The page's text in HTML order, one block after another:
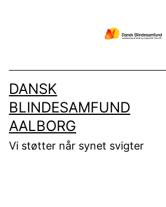
DANSK
BLINDESAMFUND
AALBORG
Vi støtter når synet svigter